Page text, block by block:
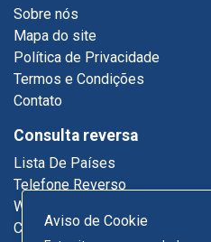
Aviso de Cookie
Sobre nós
Mapa do site
Política de Privacidade
Termos e Condições
Contato
Consulta reversa
Lista De Países
Telefone Reverso
Who Called Me
Consulta De Email